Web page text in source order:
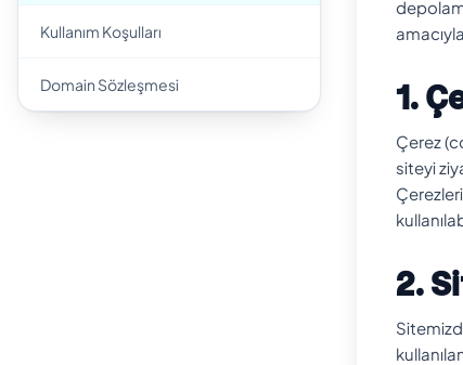
Kullanım Koşulları
Domain Sözleşmesi 1.
Çerez
siteyi
2.